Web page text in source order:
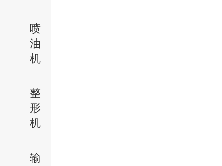
喷
油
机
整
形
机
输